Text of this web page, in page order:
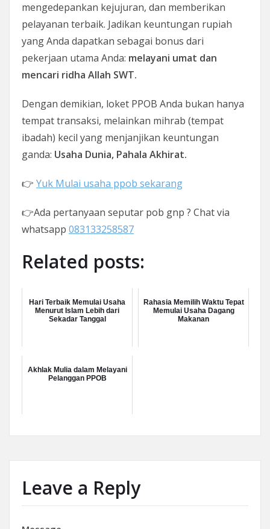
mengedepankan kejujuran, dan memberikan
pelayanan terbaik. Jadikan keuntungan rupiah
yang Anda dapatkan sebagai bonus dari
pekerjaan utama Anda: melayani umat dan
mencari ridha Allah SWT.
Dengan demikian, loket PPOB Anda bukan hanya
tempat transaksi, melainkan mihrab (tempat
ibadah) kecil yang menjanjikan keuntungan
ganda: Usaha Dunia, Pahala Akhirat.
👉 Yuk Mulai usaha ppob sekarang
👉Ada pertanyaan seputar pob gnp ? Chat via
whatsapp 083133258587
Related posts:
Hari Terbaik Memulai Usaha
Menurut Islam Lebih dari
Sekadar Tanggal
Rahasia Memilih Waktu Tepat
Memulai Usaha Dagang
Makanan
Akhlak Mulia dalam Melayani
Pelanggan PPOB
Leave a Reply